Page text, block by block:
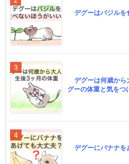
デグーはバジルを
デグーは何歳か
グーの体重と気をつ
デグーにバナナを